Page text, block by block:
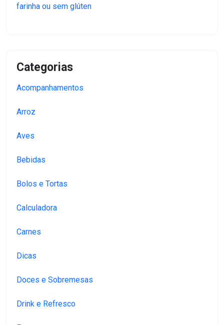
farinha ou sem glúten
Categorias
Acompanhamentos
Arroz
Aves
Bebidas
Bolos e Tortas
Calculadora
Carnes
Dicas
Doces e Sobremesas
Drink e Refresco